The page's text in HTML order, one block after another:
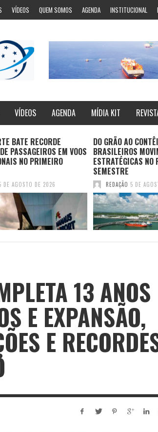
VÍDEOS QUEM SOMOS AGENDA INSTITUCIONAL
VÍDEOS AGENDA MÍDIA KIT
BATE RECORDE
PASSAGEIROS EM VOOS
NO PRIMEIRO
DE AGOSTO DE 2026
DO GRÃO AO
BRASILEIROS
ESTRATÉGICAS NO
SEMESTRE
REDAÇÃO 5 DE
13 ANOS
E EXPANSÃO,
E